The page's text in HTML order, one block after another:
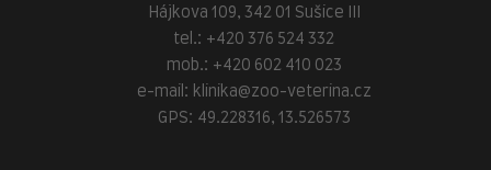
Hájkova 109, 342 01 Sušice III
tel.: +420 376 524 332
mob.: +420 602 410 023
e-mail: klinika@zoo-veterina.cz
GPS: 49.228316, 13.526573